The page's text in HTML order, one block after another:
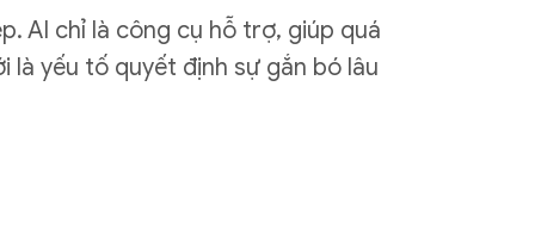
AI chỉ là công cụ hỗ trợ, giúp quá
là yếu tố quyết định sự gắn bó lâu